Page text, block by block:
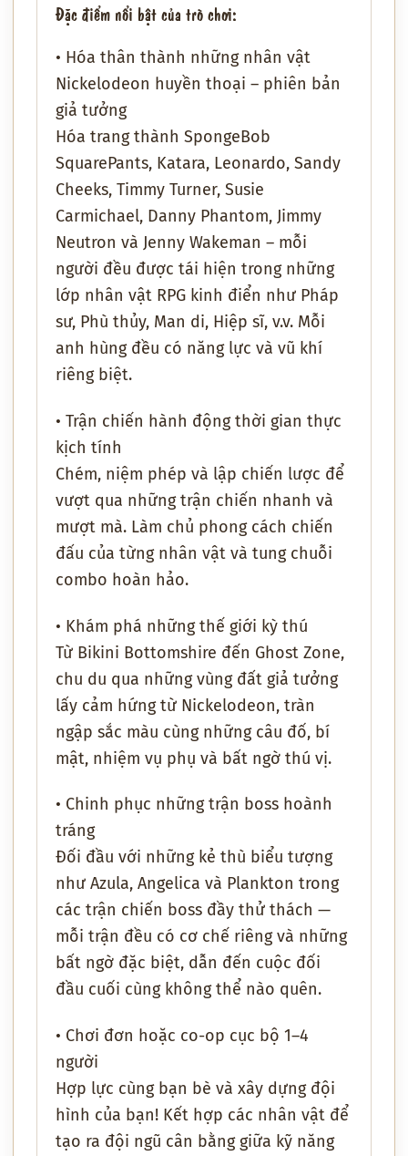
Đặc điểm nổi bật của trò chơi:
• Hóa thân thành những nhân vật
Nickelodeon huyền thoại – phiên bản
giả tưởng
Hóa trang thành SpongeBob
SquarePants, Katara, Leonardo, Sandy
Cheeks, Timmy Turner, Susie
Carmichael, Danny Phantom, Jimmy
Neutron và Jenny Wakeman – mỗi
người đều được tái hiện trong những
lớp nhân vật RPG kinh điển như Pháp
sư, Phù thủy, Man di, Hiệp sĩ, v.v. Mỗi
anh hùng đều có năng lực và vũ khí
riêng biệt.
• Trận chiến hành động thời gian thực
kịch tính
Chém, niệm phép và lập chiến lược để
vượt qua những trận chiến nhanh và
mượt mà. Làm chủ phong cách chiến
đấu của từng nhân vật và tung chuỗi
combo hoàn hảo.
• Khám phá những thế giới kỳ thú
Từ Bikini Bottomshire đến Ghost Zone,
chu du qua những vùng đất giả tưởng
lấy cảm hứng từ Nickelodeon, tràn
ngập sắc màu cùng những câu đố, bí
mật, nhiệm vụ phụ và bất ngờ thú vị.
• Chinh phục những trận boss hoành
tráng
Đối đầu với những kẻ thù biểu tượng
như Azula, Angelica và Plankton trong
các trận chiến boss đầy thử thách —
mỗi trận đều có cơ chế riêng và những
bất ngờ đặc biệt, dẫn đến cuộc đối
đầu cuối cùng không thể nào quên.
• Chơi đơn hoặc co-op cục bộ 1–4
người
Hợp lực cùng bạn bè và xây dựng đội
hình của bạn! Kết hợp các nhân vật để
tạo ra đội ngũ cân bằng giữa kỹ năng